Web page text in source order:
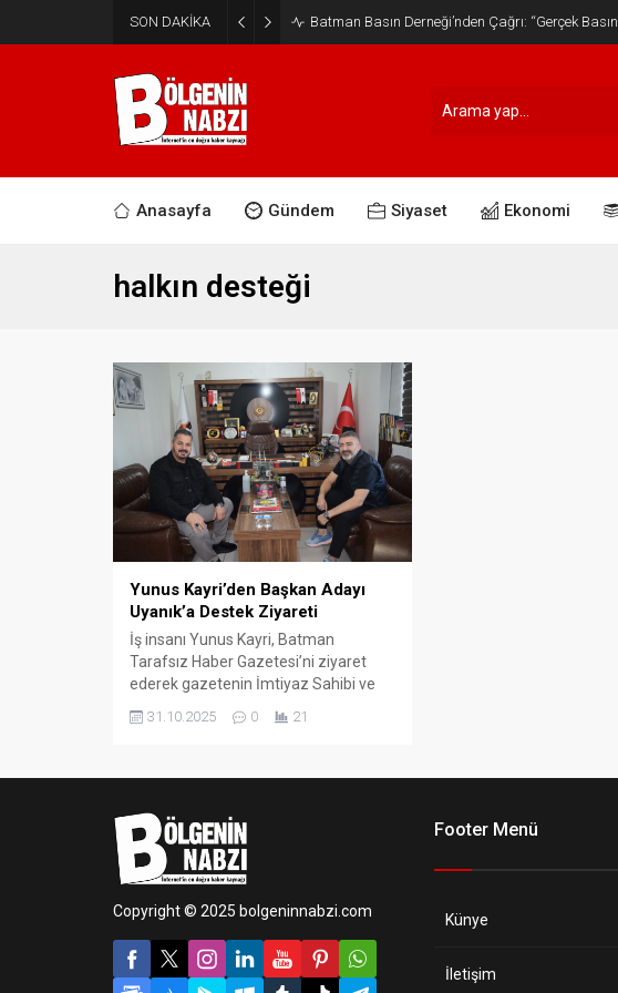
SON DAKİKA Batman Basın Derneği’nden Çağrı: “Gerçek
Anasayfa Gündem Siyaset Ekonomi
halkın desteği
Yunus Kayri’den Başkan Adayı
Uyanık’a Destek Ziyareti
İş insanı Yunus Kayri, Batman
Tarafsız Haber Gazetesi’ni ziyaret
ederek gazetenin İmtiyaz Sahibi ve
Başkan Adayı Cebrail Uyanık ile bir
31.10.2025 0 21
Copyright © 2025 bolgeninnabzi.com
Footer Menü
Künye
İletişim